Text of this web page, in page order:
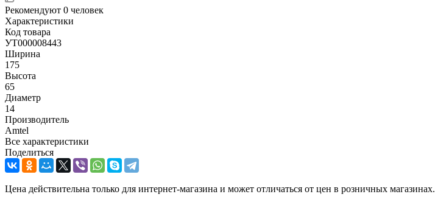
Рекомендуют 0 человек
Характеристики
Код товара
УТ000008443
Ширина
175
Высота
65
Диаметр
14
Производитель
Amtel
Все характеристики
Поделиться
Цена действительна только для интернет-магазина и может отличаться от цен в розничных магазинах.